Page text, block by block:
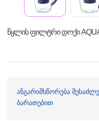
წყლის ფილტრი დოქი
ანგარიშსწორება
ბარათებით